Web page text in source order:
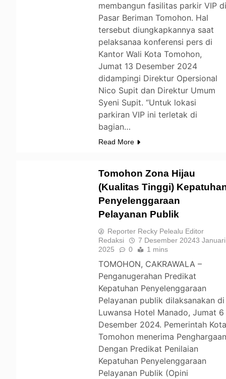
membangun fasilitas parkir VIP
Pasar Beriman Tomohon. Hal
tersebut diungkapkannya saat
pelaksanaa konferensi pers di
Kantor Wali Kota Tomohon,
Jumat 13 Desember 2024
didampingi Direktur Opersional
Nico Supit dan Direktur Umum
Syeni Supit. “Untuk lokasi
parkiran VIP ini terletak di
bagian…
Read More
Tomohon Zona Hijau
(Kualitas Tinggi)
Penyelenggaraan
Pelayanan Publik
Reporter Recky Pelealu Editor
Redaksi
7 Desember 20243 Januari
2025
0 1 mins
TOMOHON, CAKRAWALA –
Penganugerahan Predikat
Kepatuhan Penyelenggaraan
Pelayanan publik dilaksanakan di
Luwansa Hotel Manado, Jumat 6
Desember 2024. Pemerintah
Tomohon menerima
Dengan Predikat Penilaian
Kepatuhan Penyelenggaraan
Pelayanan Publik (Opini